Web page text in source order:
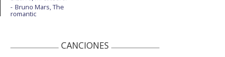
Bruno Mars, The
romantic
CANCIONES